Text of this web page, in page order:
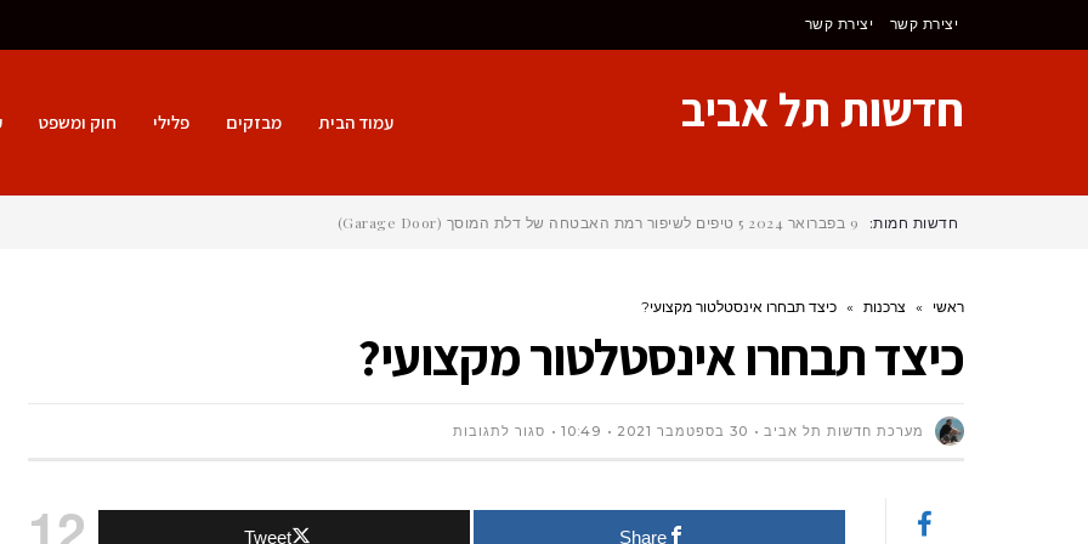
יצירת קשר יצירת קשר
חדשות תל אביב עמוד הבית מבזקים פלילי חוק ומשפט
חדשות חמות: 9 בפברואר 2024 5 טיפים לשיפור רמת האבטחה של דלת המוסך (Garage Door)
ראשי » צרכנות » כיצד תבחרו אינסטלטור מקצועי?
כיצד תבחרו אינסטלטור מקצועי?
מערכת חדשות תל אביב 30 בספטמבר 2021 10:49 סגור לתגובותעל
Share
Tweet